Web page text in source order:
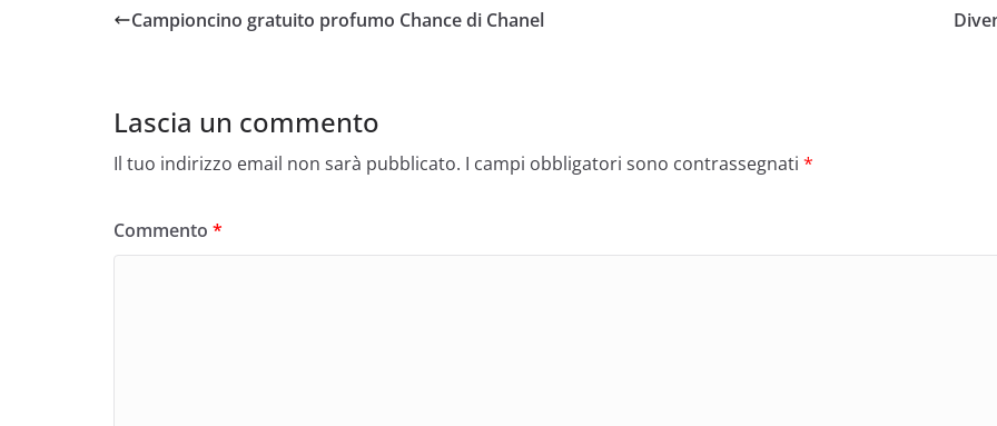
Campioncino gratuito profumo Chance di Chanel
Lascia un commento
Il tuo indirizzo email non sarà pubblicato. I campi obbligatori sono contrassegnati *
Commento *